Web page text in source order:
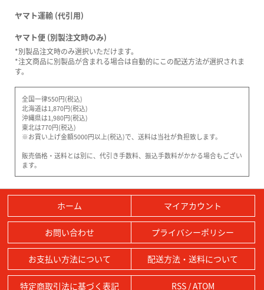
ヤマト運輸 (代引用)
ヤマト便 (別製注文時のみ)
*別製品注文時のみ選択いただけます。
*注文商品に別製品が含まれる場合は自動的にこの配送方法が選択されま
す。
全国一律550円(税込)
北海道は1,870円(税込)
沖縄県は1,980円(税込)
東北は770円(税込)
※お買い上げ金額5000円以上(税込)で、送料は当社が負担致します。
販売価格・送料とは別に、代引き手数料、振込手数料がかかる場合もござい
ます。
ホーム マイアカウント
お問い合わせ プライバシーポリシー
お支払い方法について 配送方法・送料について
特定商取引法に基づく表記 RSS/ATOM